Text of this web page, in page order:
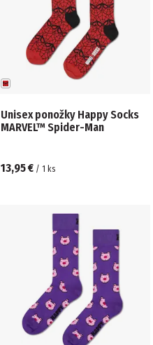
Unisex ponožky Happy Socks
MARVEL™ Spider-Man
13,95 € / 1 ks